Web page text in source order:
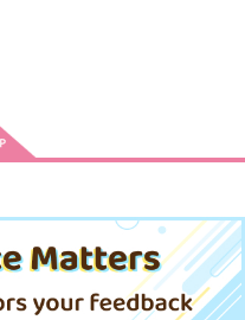
いた件1
くりもも本舗
1,430円（税込）
ハイキュー!! オールキャ
ラ